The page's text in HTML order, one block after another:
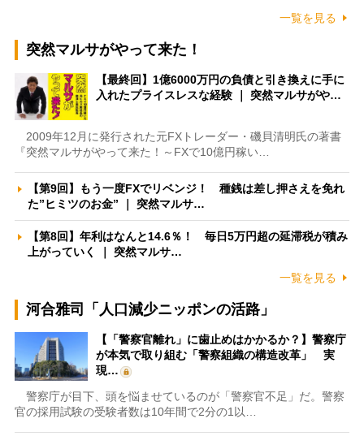
一覧を見る
突然マルサがやって来た！
【最終回】1億6000万円の負債と引き換えに手に
入れたプライスレスな経験 ｜ 突然マルサがや…
2009年12月に発行された元FXトレーダー・磯貝清明氏の著書
『突然マルサがやって来た！～FXで10億円稼い…
【第9回】もう一度FXでリベンジ！ 種銭は差し押さえを免れ
た”ヒミツのお金” ｜ 突然マルサ…
【第8回】年利はなんと14.6％！ 毎日5万円超の延滞税が積み
上がっていく ｜ 突然マルサ…
一覧を見る
河合雅司「人口減少ニッポンの活路」
【「警察官離れ」に歯止めはかかるか？】警察庁
が本気で取り組む「警察組織の構造改革」 実
現…
警察庁が目下、頭を悩ませているのが「警察官不足」だ。警察
官の採用試験の受験者数は10年間で2分の1以…